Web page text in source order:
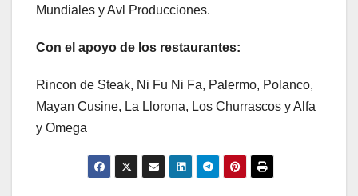
Mundiales y Avl Producciones.
Con el apoyo de los restaurantes:
Rincon de Steak, Ni Fu Ni Fa, Palermo, Polanco,
Mayan Cusine, La Llorona, Los Churrascos y Alfa
y Omega